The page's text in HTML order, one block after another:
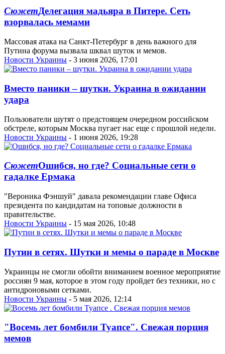
СюжетДелегация мадьяра в Питере. Сеть
взорвалась мемами
Массовая атака на Санкт-Петербург в день важного для
Путина форума вызвала шквал шуток и мемов.
Новости Украины - 3 июня 2026, 17:01
Вместо паники – шутки. Украина в ожидании
удара
Пользователи шутят о предстоящем очередном российском
обстреле, которым Москва пугает нас еще с прошлой недели.
Новости Украины - 1 июня 2026, 19:28
СюжетОшибся, но где? Социальные сети о
гадалке Ермака
"Вероника Фэншуй" давала рекомендации главе Офиса
президента по кандидатам на топовые должности в
правительстве.
Новости Украины - 15 мая 2026, 10:48
Путин в сетях. Шутки и мемы о параде в Москве
Украинцы не смогли обойти вниманием военное мероприятие
россиян 9 мая, которое в этом году пройдет без техники, но с
антидроновыми сетками.
Новости Украины - 5 мая 2026, 12:14
"Восемь лет бомбили Туапсе". Свежая порция
мемов